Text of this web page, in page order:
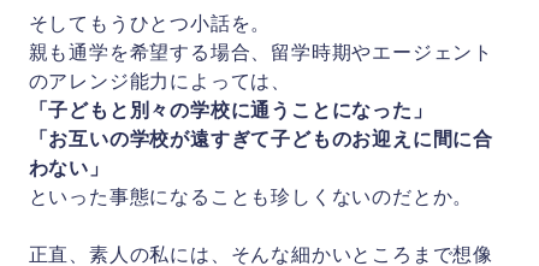
そしてもうひとつ小話を。
親も通学を希望する場合、留学時期やエージェント
のアレンジ能力によっては、
「子どもと別々の学校に通うことになった」
「お互いの学校が遠すぎて子どものお迎えに間に合
わない」
といった事態になることも珍しくないのだとか。
正直、素人の私には、そんな細かいところまで想像